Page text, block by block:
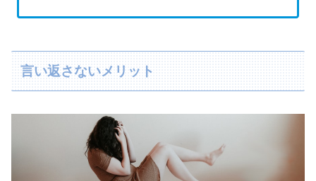
言い返さないメリット